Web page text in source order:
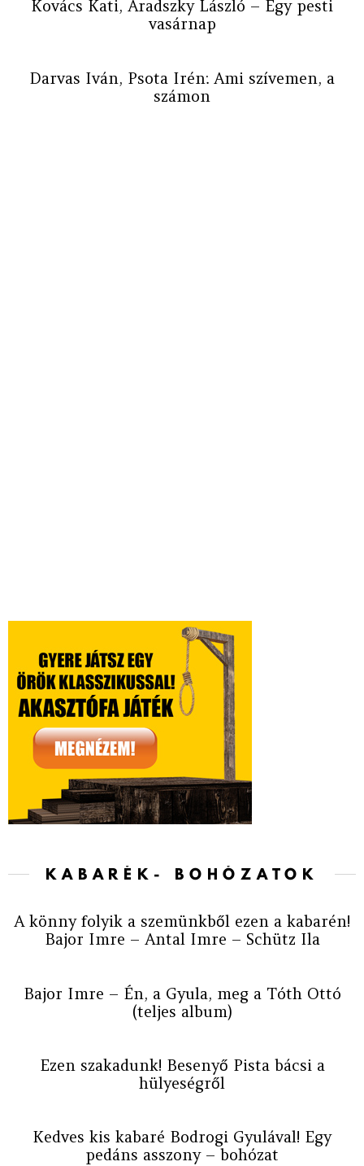
Kovács Kati, Aradszky László – Egy pesti
vasárnap
Darvas Iván, Psota Irén: Ami szívemen, a
számon
KABARÉK- BOHÓZATOK
A könny folyik a szemünkből ezen a kabarén!
Bajor Imre – Antal Imre – Schütz Ila
Bajor Imre – Én, a Gyula, meg a Tóth Ottó
(teljes album)
Ezen szakadunk! Besenyő Pista bácsi a
hülyeségről
Kedves kis kabaré Bodrogi Gyulával! Egy
pedáns asszony – bohózat